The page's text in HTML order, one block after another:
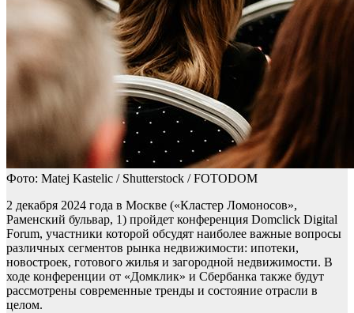
Фото: Matej Kastelic / Shutterstock / FOTODOM
2 декабря 2024 года в Москве («Кластер Ломоносов»,
Раменский бульвар, 1) пройдет конференция Domclick Digital
Forum, участники которой обсудят наиболее важные вопросы
различных сегментов рынка недвижимости: ипотеки,
новостроек, готового жилья и загородной недвижимости. В
ходе конференции от «Домклик» и Сбербанка также будут
рассмотрены современные тренды и состояние отрасли в
целом.